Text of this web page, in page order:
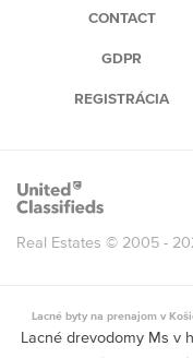
CONTACT
GDPR
REGISTRÁCIA
Real Estates © 2005 -
Lacné byty na prenajom v
Lacné drevodomy Ms v